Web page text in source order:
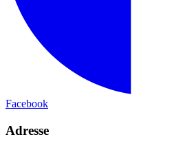
Facebook
Adresse